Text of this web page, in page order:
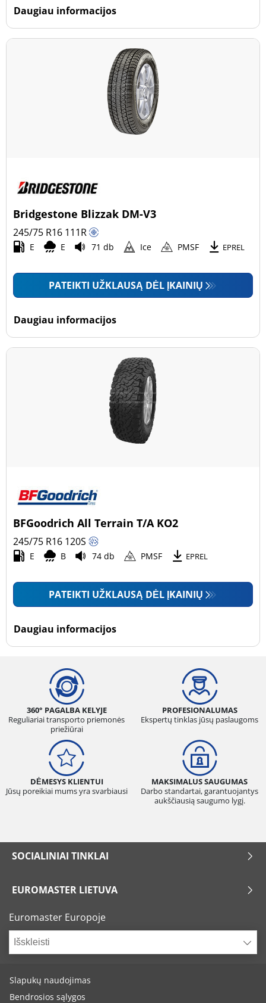
Daugiau informacijos
Bridgestone Blizzak DM-V3
245/75 R16 111R
E E 71 db Ice PMSF EPREL
PATEIKTI UŽKLAUSĄ DĖL ĮKAINIŲ
Daugiau informacijos
BFGoodrich All Terrain T/A KO2
245/75 R16 120S
E B 74 db PMSF EPREL
PATEIKTI UŽKLAUSĄ DĖL ĮKAINIŲ
Daugiau informacijos
360° PAGALBA KELYJE
Reguliariai transporto priemonės
priežiūrai
PROFESIONALUMAS
Ekspertų tinklas jūsų paslaugoms
DĖMESYS KLIENTUI
Jūsų poreikiai mums yra svarbiausi
MAKSIMALUS SAUGUMAS
Darbo standartai, garantuojantys
aukščiausią saugumo lygį.
SOCIALINIAI TINKLAI
EUROMASTER LIETUVA
Euromaster Europoje
Išskleisti
Slapukų naudojimas
Bendrosios sąlygos